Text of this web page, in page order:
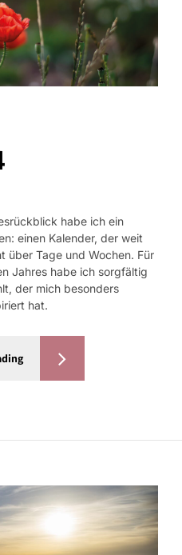
habe ich ein
einen Kalender, der weit
über Tage und Wochen. Für
Jahres habe ich sorgfältig
der mich besonders
hat.